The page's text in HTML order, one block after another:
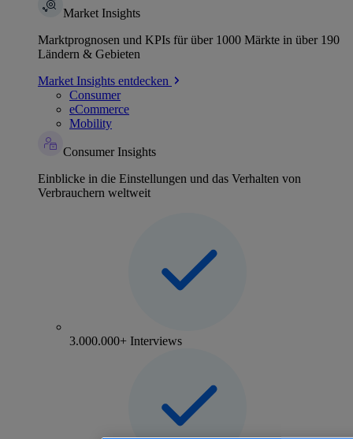
Market Insights
Marktprognosen und KPIs für über 1000 Märkte in über 190
Ländern & Gebieten
Market Insights entdecken
Consumer
eCommerce
Mobility
Consumer Insights
Einblicke in die Einstellungen und das Verhalten von
Verbrauchern weltweit
3.000.000+ Interviews